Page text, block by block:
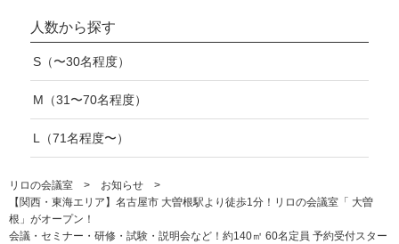
人数から探す
S（〜30名程度）
M（31〜70名程度）
L（71名程度〜）
リロの会議室
お知らせ
【関西・東海エリア】名古屋市 大曽根駅より徒歩1分！リロの会議室「 大曽
根」がオープン！
会議・セミナー・研修・試験・説明会など！約140㎡ 60名定員 予約受付スター